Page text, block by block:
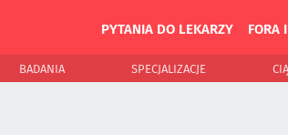
PYTANIA DO LEKARZY FORA
BADANIA SPECJALIZACJE